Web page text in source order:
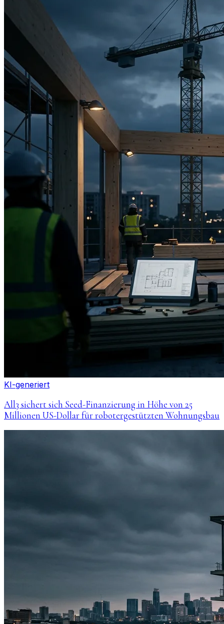
KI-generiert
All3 sichert sich Seed-Finanzierung in Höhe von 25
Millionen US-Dollar für robotergestützten Wohnungsbau